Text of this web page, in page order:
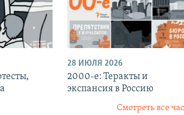
28 ИЮЛЯ 2026
2000-е: Теракты и
экспансия в Россию
Смотреть все